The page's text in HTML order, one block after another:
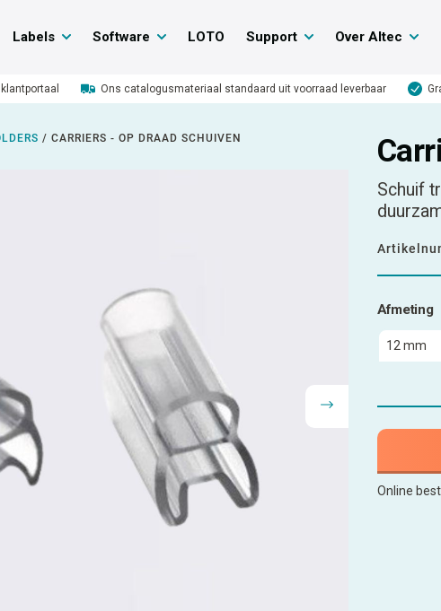
Labels Software LOTO Support Over Altec
Ons catalogusmateriaal standaard uit voorraad leverbaar
/ CARRIERS - OP DRAAD SCHUIVEN
Schuif
Afmeting
Online